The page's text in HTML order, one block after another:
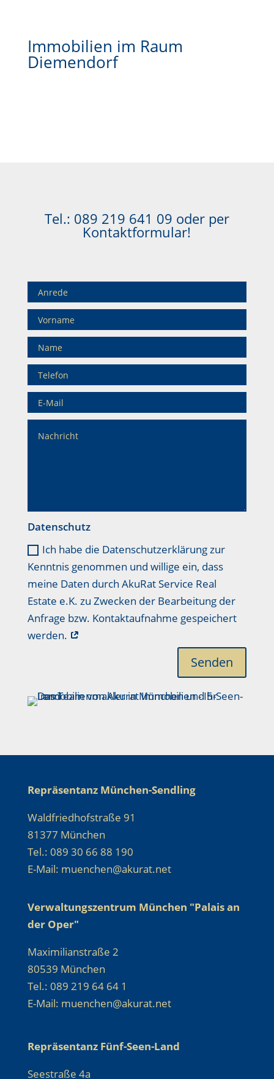
Immobilien im Raum
Diemendorf
Tel.: 089 219 641 09 oder per
Kontaktformular!
Datenschutz
Ich habe die Datenschutzerklärung zur
Kenntnis genommen und willige ein, dass
meine Daten durch AkuRat Service Real
Estate e.K. zu Zwecken der Bearbeitung der
Anfrage bzw. Kontaktaufnahme gespeichert
werden.
Senden
Repräsentanz München-Sendling
Waldfriedhofstraße 91
81377 München
Tel.: 089 30 66 88 190
E-Mail: muenchen@akurat.net
Verwaltungszentrum München "Palais an
der Oper"
Maximilianstraße 2
80539 München
Tel.: 089 219 64 64 1
E-Mail: muenchen@akurat.net
Repräsentanz Fünf-Seen-Land
Seestraße 4a